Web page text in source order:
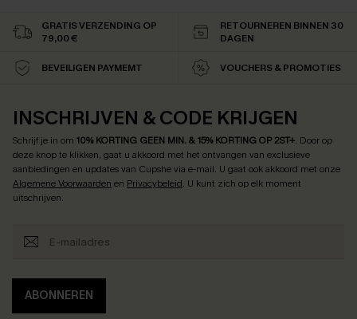
GRATIS VERZENDING OP
79,00 €
RETOURNEREN BINNEN 30
DAGEN
BEVEILIGEN PAYMEMT VOUCHERS & PROMOTIES
INSCHRIJVEN & CODE KRIJGEN
Schrijf je in om 10% KORTING GEEN MIN. & 15% KORTING OP 2ST+. Door op
deze knop te klikken, gaat u akkoord met het ontvangen van exclusieve
aanbiedingen en updates van Cupshe via e-mail. U gaat ook akkoord met onze
Algemene Voorwaarden en Privacybeleid. U kunt zich op elk moment
uitschrijven.
ABONNEREN